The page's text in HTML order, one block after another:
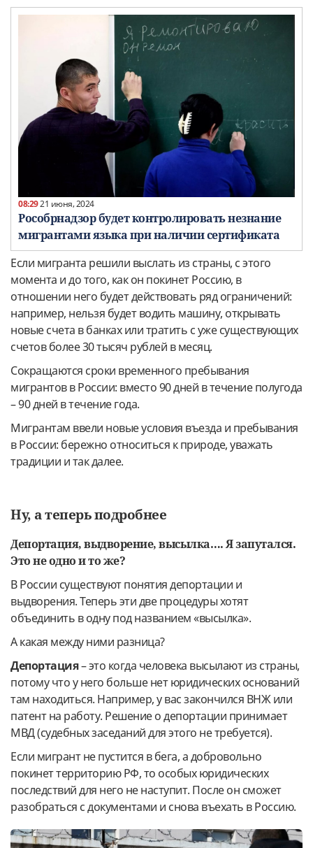
08:2921 июня, 2024
Рособрнадзор будет контролировать незнание
мигрантами языка при наличии сертификата
Если мигранта решили выслать из страны, с этого
момента и до того, как он покинет Россию, в
отношении него будет действовать ряд ограничений:
например, нельзя будет водить машину, открывать
новые счета в банках или тратить с уже существующих
счетов более 30 тысяч рублей в месяц.
Сокращаются сроки временного пребывания
мигрантов в России: вместо 90 дней в течение полугода
– 90 дней в течение года.
Мигрантам ввели новые условия въезда и пребывания
в России: бережно относиться к природе, уважать
традиции и так далее.
Ну, а теперь подробнее
Депортация, выдворение, высылка…. Я запутался.
Это не одно и то же?
В России существуют понятия депортации и
выдворения. Теперь эти две процедуры хотят
объединить в одну под названием «высылка».
А какая между ними разница?
Депортация– это когда человека высылают из страны,
потому что у него больше нет юридических оснований
там находиться. Например, у вас закончился ВНЖ или
патент на работу. Решение о депортации принимает
МВД (судебных заседаний для этого не требуется).
Если мигрант не пустится в бега, а добровольно
покинет территорию РФ, то особых юридических
последствий для него не наступит. После он сможет
разобраться с документами и снова въехать в Россию.